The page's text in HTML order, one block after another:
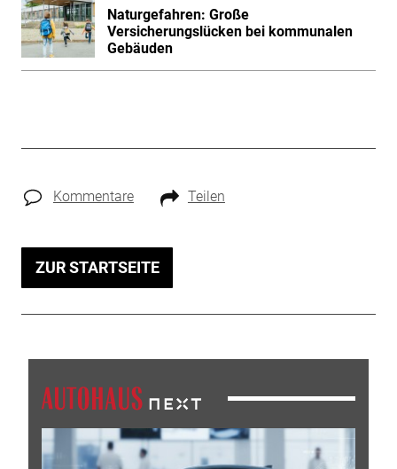
Naturgefahren: Große
Versicherungslücken bei kommunalen
Gebäuden
Kommentare Teilen
ZUR STARTSEITE